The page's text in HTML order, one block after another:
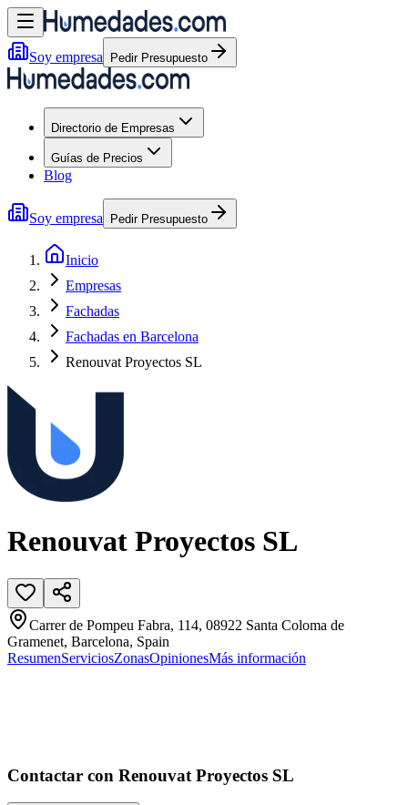
Soy empresa Pedir Presupuesto
Directorio de Empresas
Guías de Precios
Blog
Soy empresa Pedir Presupuesto
Inicio
Empresas
Fachadas
Fachadas en Barcelona
Renouvat Proyectos SL
Renouvat Proyectos SL
Carrer de Pompeu Fabra, 114, 08922 Santa Coloma de
Gramenet, Barcelona, Spain
ResumenServiciosZonasOpinionesMás información
Contactar con Renouvat Proyectos SL